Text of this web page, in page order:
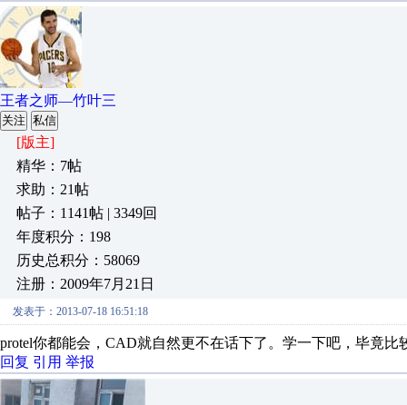
王者之师—竹叶三
关注 私信
[版主]
精华：7帖
求助：21帖
帖子：1141帖 | 3349回
年度积分：198
历史总积分：58069
注册：2009年7月21日
发表于：2013-07-18 16:51:18
protel你都能会，CAD就自然更不在话下了。学一下吧，毕竟比
回复 引用 举报